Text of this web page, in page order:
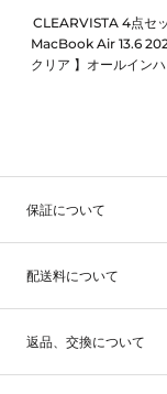
CLEARVISTA 4点セ
MacBook Air 13.6
クリア 】オールイン
保証について
配送料について
返品、交換について